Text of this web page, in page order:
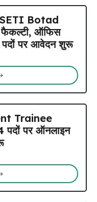
Botad
ऑफिस
पर आवेदन शुरू
Trainee
पर ऑनलाइन